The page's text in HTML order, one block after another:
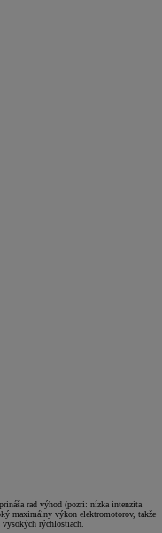
rad výhod (pozri: nízka intenzita
maximálny výkon elektromotorov, takže
rýchlostiach.